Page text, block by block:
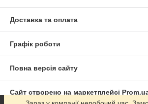
Доставка та оплата
Графік роботи
Повна версія сайту
Сайт створено на маркетплейсі